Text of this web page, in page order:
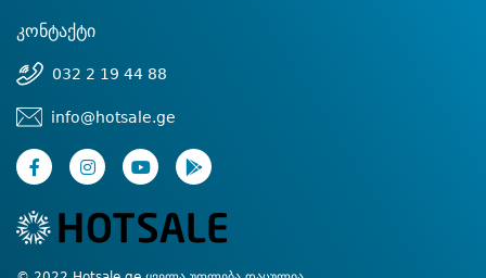
კონტაქტი
032 2 19 44 88
info@hotsale.ge